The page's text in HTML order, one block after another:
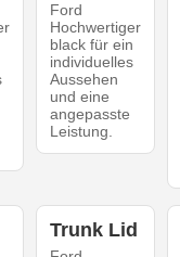
Ford
Hochwertiger
black für ein
individuelles
Aussehen
und eine
angepasste
Leistung.
Trunk Lid